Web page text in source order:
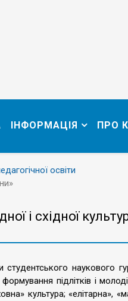
ІНФОРМАЦІЯ ПРО
освіти
і східної
наукового
формування підлітків і
культура; «елітарна»,